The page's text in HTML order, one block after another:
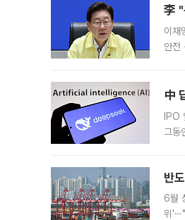
李 "
이재
안전
中
IPO
그동
반
6월
위'⋯"